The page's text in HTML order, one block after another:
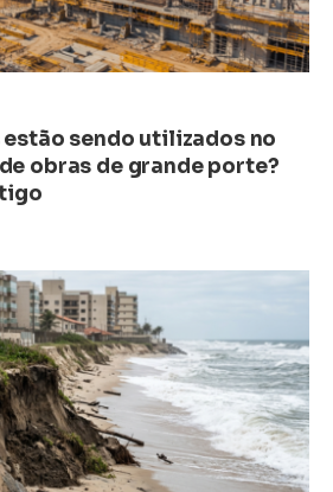
sendo utilizados no
obras de grande porte?